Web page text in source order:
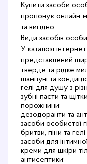
Купити засоби
пропонує онлайн-
та вигідно.
Види засобів
У каталозі
представлений
тверде та рідке
шампуні та
гелі для душу з
зубні пасти та
порожнини;
дезодоранти та
засоби особистої
бритви, піни та
засоби для інтимної
креми для шкіри
антисептики;